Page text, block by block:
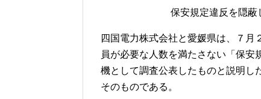
保安規定違反を隠蔽
四国電力株式会社と愛媛県は、７
員が必要な人数を満たさない「保
機として調査公表したものと説明し
そのものである。